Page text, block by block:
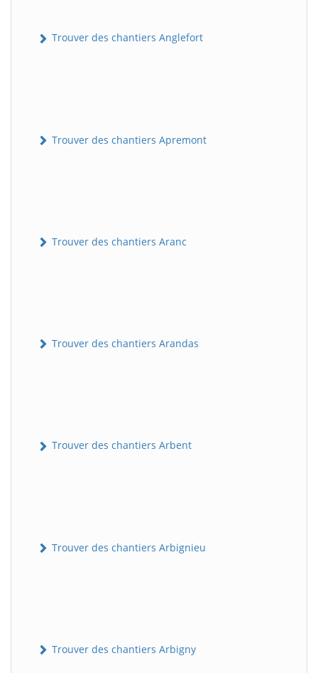
Trouver des chantiers Anglefort
Trouver des chantiers Apremont
Trouver des chantiers Aranc
Trouver des chantiers Arandas
Trouver des chantiers Arbent
Trouver des chantiers Arbignieu
Trouver des chantiers Arbigny